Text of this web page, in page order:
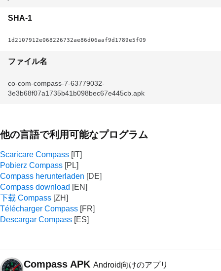
SHA-1
1d2107912e068226732ae86d06aaf9d1789e5f09
ファイル名
co-com-compass-7-63779032-
3e3b68f07a1735b41b098bec67e445cb.apk
他の言語で利用可能なプログラム
Scaricare Compass
Pobierz Compass
Compass herunterladen
Compass download
下载 Compass
Télécharger Compass
Descargar Compass
Compass APK Android向けのアプリ